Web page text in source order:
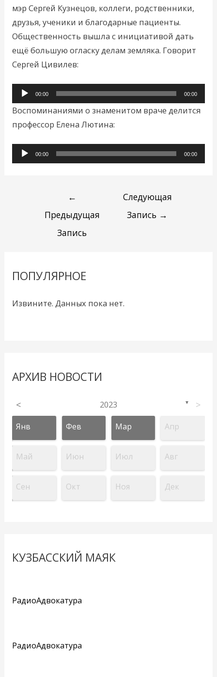
мэр Сергей Кузнецов, коллеги, родственники,
друзья, ученики и благодарные пациенты.
Общественность вышла с инициативой дать
ещё большую огласку делам земляка. Говорит
Сергей Цивилев:
Аудиоплеер
00:00 00:00
Воспоминаниями о знаменитом враче делится
профессор Елена Лютина:
Аудиоплеер
00:00 00:00
←
Предыдущая
Запись
Следующая
Запись →
ПОПУЛЯРНОЕ
Извините. Данных пока нет.
АРХИВ НОВОСТИ
< 2023 ▼ >
Янв Фев Мар Апр
Май Июн Июл Авг
Сен Окт Ноя Дек
КУЗБАССКИЙ МАЯК
РадиоАдвокатура
РадиоАдвокатура